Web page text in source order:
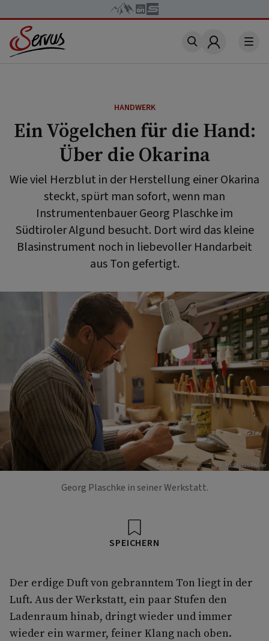
Account
HANDWERK
Ein Vögelchen für die Hand:
Über die Okarina
Wie viel Herzblut in der Herstellung einer Okarina
steckt, spürt man sofort, wenn man
Instrumentenbauer Georg Plaschke im
Südtiroler Algund besucht. Dort wird das kleine
Blasinstrument noch in liebevoller Handarbeit
aus Ton gefertigt.
Foto: Stefan Pfeifer
Georg Plaschke in seiner Werkstatt.
SPEICHERN
Der erdige Duft von gebranntem Ton liegt in der
Luft. Aus der Werkstatt, ein paar Stufen den
Ladenraum hinab, dringt wieder und immer
wieder ein warmer, feiner Klang nach oben.